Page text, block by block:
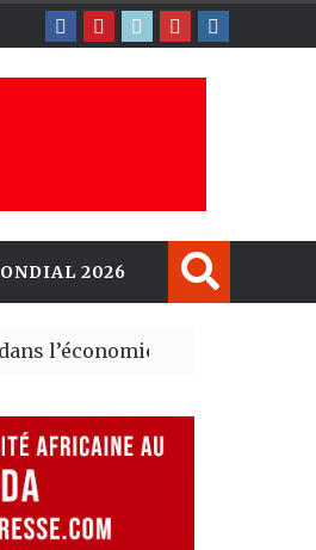
2026
mais trois grands